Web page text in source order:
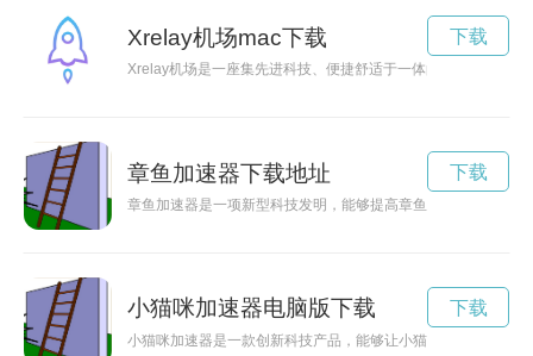
Xrelay机场mac下载
Xrelay机场是一座集先进科技、便捷舒适于一体的全新机场，为
下载
章鱼加速器下载地址
章鱼加速器是一项新型科技发明，能够提高章鱼的运动性能和
下载
小猫咪加速器电脑版下载
小猫咪加速器是一款创新科技产品，能够让小猫咪在奔跑时获
下载